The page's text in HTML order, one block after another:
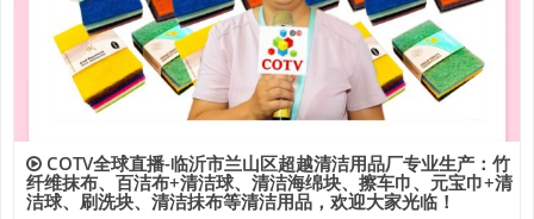
COTV全球直播-临沂市兰山区超越清洁用品厂专业生产：竹
纤维抹布、百洁布+清洁球、清洁海绵块、擦车巾、元宝巾+清
洁球、刷洗块、清洁抺布等清洁用品，欢迎大家光临！